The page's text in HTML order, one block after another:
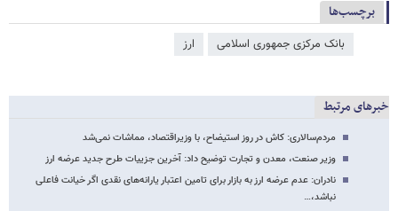
برچسب‌ها
بانک مرکزی جمهوری اسلامی ارز
خبرهای مرتبط
مردم‌سالاری: کاش در روز استیضاح، با وزیراقتصاد، مماشات نمی‌شد
وزیر صنعت، معدن و تجارت توضیح داد: آخرین جزییات طرح جدید عرضه ارز
نادران: عدم عرضه ارز به بازار برای تامین اعتبار یارانه‌های نقدی اگر خیانت فاعلی
نباشد،…